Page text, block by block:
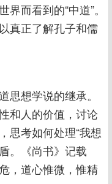
而看到的“中道”。
真正了解孔子和儒
思想学说的继承。
和人的价值，讨论
思考如何处理“我想
。《尚书》记载
，道心惟微，惟精